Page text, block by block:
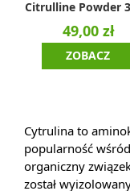
Citrulline Powder
49,00 zł
ZOBACZ
Cytrulina to
popularność
organiczny
został